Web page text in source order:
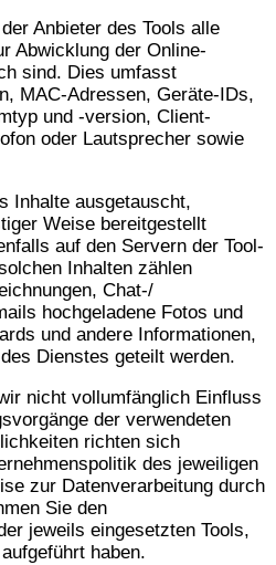
Anbieter des Tools alle
Abwicklung der Online-
sind. Dies umfasst
MAC-Adressen, Geräte-IDs,
und -version, Client-
oder Lautsprecher sowie
Inhalte ausgetauscht,
Weise bereitgestellt
auf den Servern der Tool-
Inhalten zählen
Chat-/
hochgeladene Fotos und
und andere Informationen,
Dienstes geteilt werden.
nicht vollumfänglich Einfluss
der verwendeten
richten sich
des jeweiligen
zur Datenverarbeitung durch
Sie den
jeweils eingesetzten Tools,
haben.